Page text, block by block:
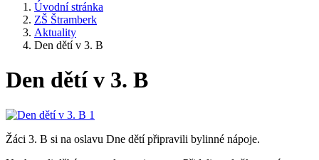
Úvodní stránka
ZŠ Štramberk
Aktuality
Den dětí v 3. B
Den dětí v 3. B
Žáci 3. B si na oslavu Dne dětí připravili bylinné nápoje.